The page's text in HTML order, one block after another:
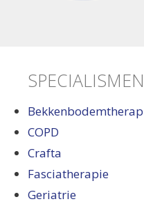
COPD
Crafta
Fasciatherapie
Geriatrie